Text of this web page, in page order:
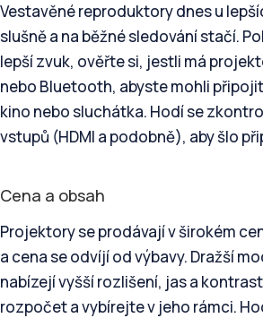
Vestavěné reproduktory dnes u
slušně a na běžné sledování stačí.
lepší zvuk, ověřte si, jestli má
nebo Bluetooth, abyste mohli
kino nebo sluchátka. Hodí se
vstupů (HDMI a podobně), aby šlo
Cena a obsah
Projektory se prodávají v širokém
a cena se odvíjí od výbavy. Dražší
nabízejí vyšší rozlišení, jas a
rozpočet a vybírejte v jeho rámci.